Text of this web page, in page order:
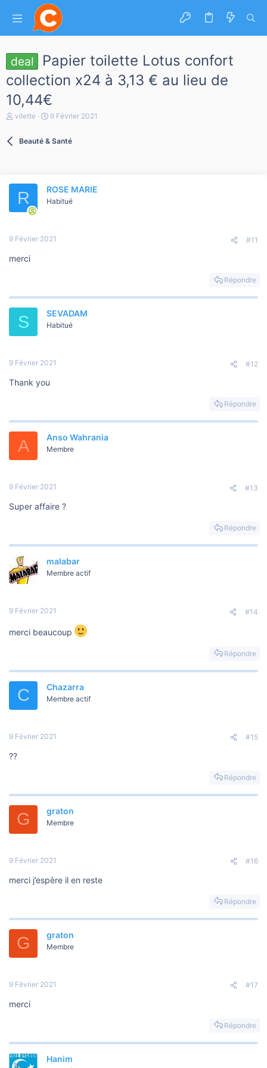
deal
Papier toilette Lotus confort
collection x24 à 3,13 € au lieu de
10,44€
A
e
d
c
s
n
vilette
D
e
b
u
9 Février 2021
Beauté & Santé
R ROSE MARIE
Habitué
9 Février 2021 #11
merci
Répondre
S SEVADAM
Habitué
9 Février 2021 #12
Thank you
Répondre
A Anso Wahrania
Membre
9 Février 2021 #13
Super affaire ?
Répondre
malabar
Membre actif
9 Février 2021 #14
merci beaucoup
Répondre
C Chazarra
Membre actif
9 Février 2021 #15
??
Répondre
G graton
Membre
9 Février 2021 #16
merci j’espère il en reste
Répondre
G graton
Membre
9 Février 2021 #17
merci
Répondre
Hanim